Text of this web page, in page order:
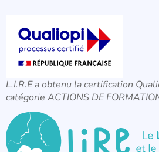
L.I.R.E a obtenu la certification
catégorie ACTIONS DE